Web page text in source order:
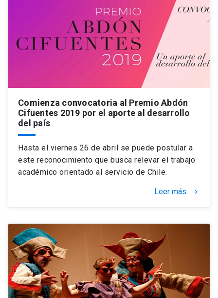
Comienza convocatoria al Premio Abdón
Cifuentes 2019 por el aporte al desarrollo
del país
Hasta el viernes 26 de abril se puede postular a
este reconocimiento que busca relevar el trabajo
académico orientado al servicio de Chile.
Leer más keyboard_arrow_right